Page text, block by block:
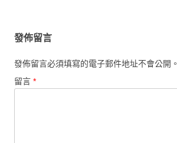
發佈留言
發佈留言必須填寫的電子郵件地址不會公開。
留言 *